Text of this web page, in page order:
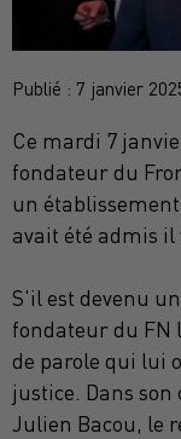
Publié : 7 janvier
Ce mardi 7
fondateur du
un
avait été admis il
S'il est devenu
fondateur du FN
de parole qui lui
justice. Dans son
Julien Bacou, le